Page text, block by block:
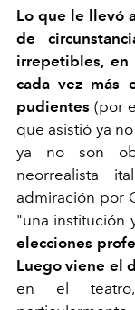
Lo que le llevó
de
irrepetibles, en
cada vez más
pudientes(por
que asistió ya
ya no son
neorrealista
admiración por
"una institución
elecciones
Luego viene el
en el teatro,